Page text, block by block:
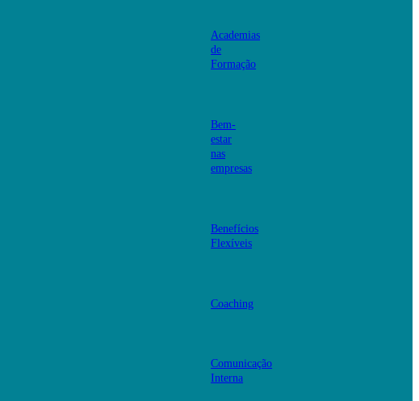
Academias
de
Formação
Bem-
estar
nas
empresas
Benefícios
Flexíveis
Coaching
Comunicação
Interna